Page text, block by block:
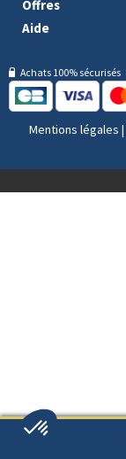
Offres
Aide
Achats 100% sécurisés
Mentions légales |